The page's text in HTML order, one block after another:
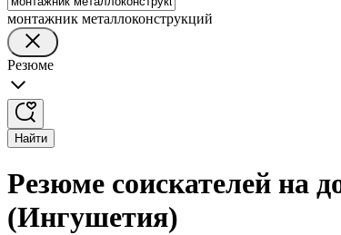
монтажник металлоконструкций
Резюме
Найти
Резюме соискателей на
(Ингушетия)